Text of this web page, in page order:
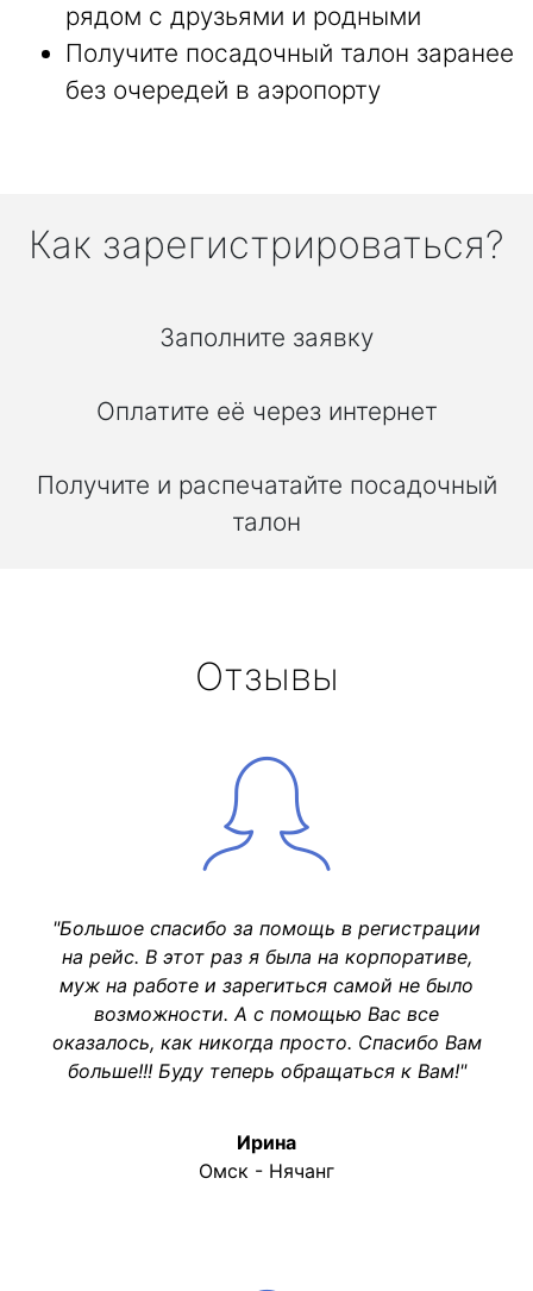
рядом с друзьями и родными
Получите посадочный талон заранее
без очередей в аэропорту
Как зарегистрироваться?
Заполните заявку
Оплатите её через интернет
Получите и распечатайте посадочный
талон
Отзывы
"Большое спасибо за помощь в регистрации
на рейс. В этот раз я была на корпоративе,
муж на работе и зарегиться самой не было
возможности. А с помощью Вас все
оказалось, как никогда просто. Спасибо Вам
больше!!! Буду теперь обращаться к Вам!"
Ирина
Омск - Нячанг